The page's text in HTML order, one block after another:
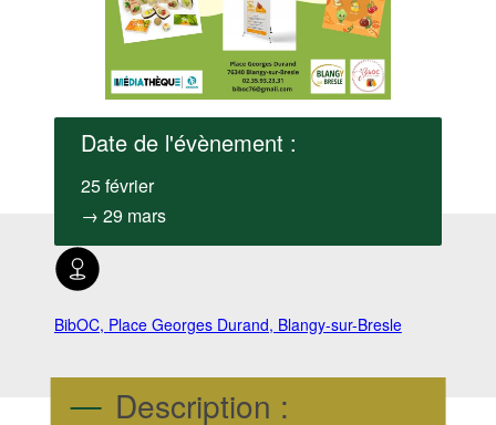
Date de l'évènement :
25 février
→ 29 mars
BibOC, Place Georges Durand, Blangy-sur-Bresle
Description :